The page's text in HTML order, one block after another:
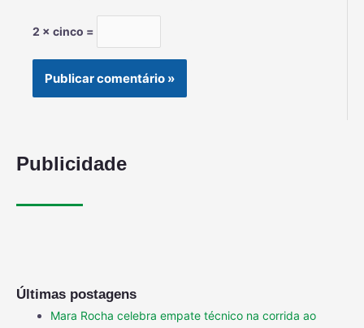
2 × cinco =
Publicidade
Últimas postagens
Mara Rocha celebra empate técnico na corrida ao